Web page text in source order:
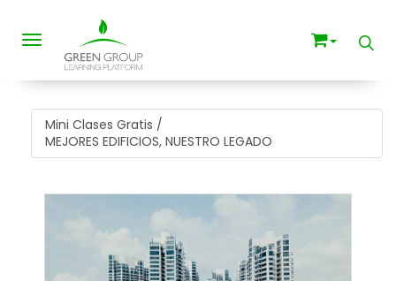
Toggle navigation
Mini Clases Gratis /
MEJORES EDIFICIOS, NUESTRO LEGADO